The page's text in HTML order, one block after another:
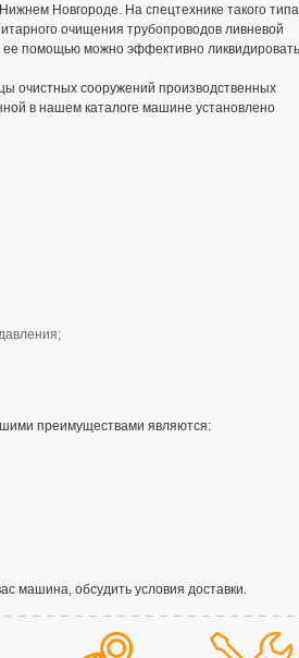
Новгороде. На спецтехнике такого типа
очищения трубопроводов ливневой
ее помощью можно эффективно ликвидировать
очистных сооружений производственных
в нашем каталоге машине установлено
преимуществами являются:
машина, обсудить условия доставки.